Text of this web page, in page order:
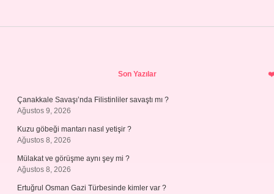
Son Yazılar
Çanakkale Savaşı’nda Filistinliler savaştı mı ?
Ağustos 9, 2026
Kuzu göbeği mantarı nasıl yetişir ?
Ağustos 8, 2026
Mülakat ve görüşme aynı şey mi ?
Ağustos 8, 2026
Ertuğrul Osman Gazi Türbesinde kimler var ?